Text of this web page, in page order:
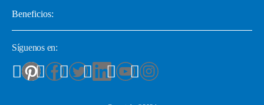
Beneficios:
Síguenos en: